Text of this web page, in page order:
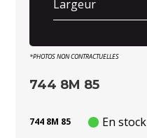
Largeur
*PHOTOS NON CONTRACTUELLES
744 8M 85
744 8M 85 En stock